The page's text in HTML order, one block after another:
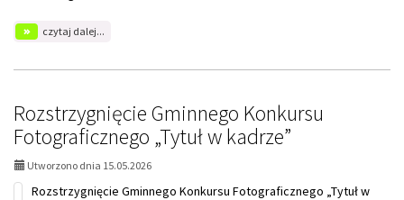
czytaj dalej...
dla
Rozstrzygnięcie Gminnego Konkursu
Fotograficznego „Tytuł w kadrze”
Utworzono dnia 15.05.2026
Rozstrzygnięcie Gminnego Konkursu Fotograficznego „Tytuł w